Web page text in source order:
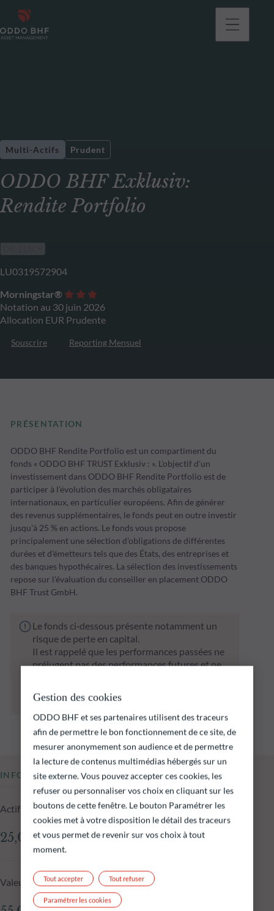
ODDO BHF Exklusiv:
Rendite Portfolio
Multi-Actifs Prudent
LU0319572904
Morningstar®
Notation au 30 juin 2026
Allocation EUR Prudente
Souscrire Reporting Mensuel
PRÉSENTATION
ODDO BHF Rendite Portfolio est un compartiment du
fonds « ODDO BHF TRUST Exklusiv : ». L'objectif d'un
investissement dans ODDO BHF Rendite Portfolio est de
participer à l'évolution des marchés obligataires
internationaux, en particulier européens. Afin de générer
des revenus supplémentaires, le fonds peut en outre investir
jusqu'à 25 % en actions. Le fonds vous propose
principalement une sélection d'obligations de différentes
durées et d'émetteurs tels que des États, des entreprises et
des banques hypothécaires. La sélection des investissements
repose sur l'évaluation du conseiller en placement ODDO
BHF Trust GmbH.
Le fonds ci‑dessous présente notamment un
risque de perte en capital.
Il est rappelé que les performances passées ne
préjugent pas des performances futures et ne
peut être garantie.
INFORMATIONS CLÉS
Actif net du fonds au 06.08.2026
25,06 M€
Valeur liquidative au 06.08.2026
Gestion des cookies
ODDO BHF et ses partenaires utilisent des traceurs
afin de permettre le bon fonctionnement de ce site, de
mesurer anonymement son audience et de permettre
la lecture de contenus multimédias hébergés sur un
site externe. Vous pouvez accepter ces cookies, les
refuser ou personnaliser vos choix en cliquant sur les
boutons de cette fenêtre. Le bouton Paramétrer les
cookies met à votre disposition le détail des traceurs
et vous permet de revenir sur vos choix à tout
moment.
Tout refuser
Tout accepter
Paramétrer les cookies